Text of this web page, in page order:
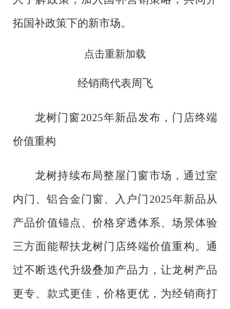
拓国补政策下的新市场。
点击重新加载
经销商代表周飞
龙树门窗2025年新品发布，门店终端
价值重构
龙树持续布局整屋门窗市场，通过室
内门、铝合金门窗、入户门 2025年新品从
产品价值锚点、价格穿透体系、场景体验
三方面能帮扶龙树门店终端价值重构。通
过不断迭代升级叠加产品力，让龙树产品
更专、款式更佳，价格更优，为经销商打